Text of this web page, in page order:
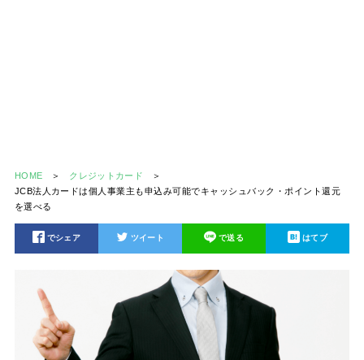
HOME
クレジットカード
JCB法人カードは個人事業主も申込み可能でキャッシュバック・ポイント還元
を選べる
でシェア ツイート で送る はてブ